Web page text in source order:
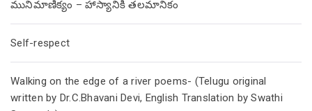
మునిమాణిక్యం – హాస్యానికి తలమానికం
Self-respect
Walking on the edge of a river poems- (Telugu original
written by Dr.C.Bhavani Devi, English Translation by Swathi